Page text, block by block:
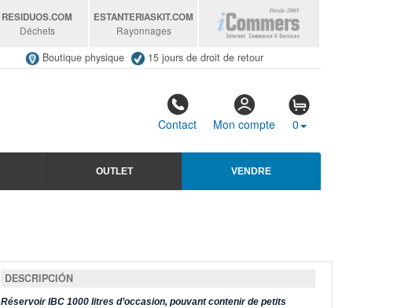
RESIDUOS.COM
Déchets
ESTANTERIASKIT.COM
Rayonnages
Boutique physique 15 jours de droit de retour
Contact Mon compte 0
OUTLET VENDRE
DESCRIPCIÓN
Réservoir IBC 1000 litres d’occasion, pouvant contenir de petits